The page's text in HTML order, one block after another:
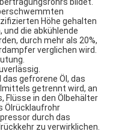
Höhe gehalten
und die abkühlende
durch mehr als 20%,
verglichen wird.
gefrorene Öl, das
getrennt wird, an
Flüsse in den Ölbehälter
Ölrücklaufrohr
durch das
zu verwirklichen.